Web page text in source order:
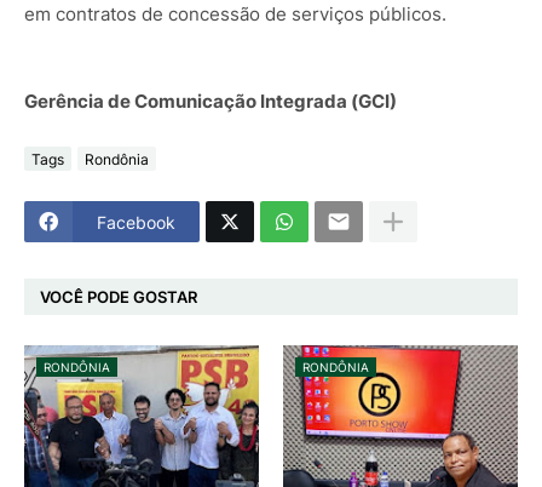
em contratos de concessão de serviços públicos.
Gerência de Comunicação Integrada (GCI)
Tags Rondônia
Facebook
VOCÊ PODE GOSTAR
RONDÔNIA RONDÔNIA